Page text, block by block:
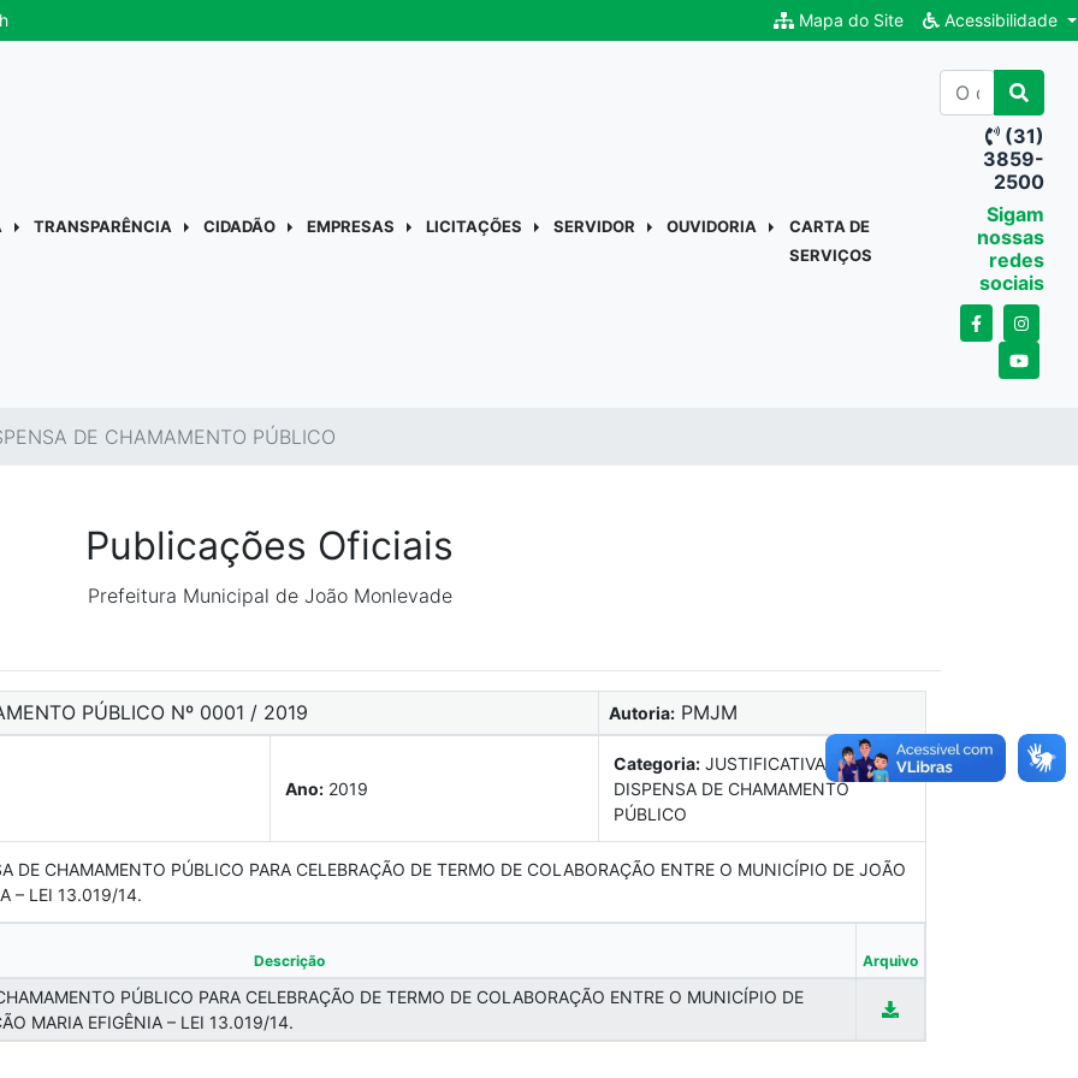
Mapa do Site Acessibilidade
TRANSPARÊNCIA CIDADÃO EMPRESAS LICITAÇÕES SERVIDOR OUVIDORIA
CARTA DE
SERVIÇOS
(31)
3859-
2500
Sigam
nossas
redes
sociais
DE CHAMAMENTO PÚBLICO
Publicações Oficiais
Prefeitura Municipal de João Monlevade
PÚBLICO Nº 0001 / 2019 Autoria: PMJM
Ano: 2019
Categoria: JUSTIFICATIVA DE
DISPENSA DE CHAMAMENTO
PÚBLICO
DE CHAMAMENTO PÚBLICO PARA CELEBRAÇÃO DE TERMO DE COLABORAÇÃO ENTRE O MUNICÍPIO DE JOÃO
– LEI 13.019/14.
Descrição Arquivo
PÚBLICO PARA CELEBRAÇÃO DE TERMO DE COLABORAÇÃO ENTRE O MUNICÍPIO DE
MARIA EFIGÊNIA – LEI 13.019/14.